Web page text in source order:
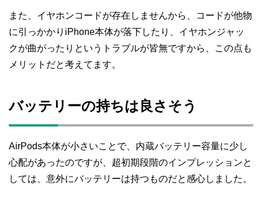
また、イヤホンコードが存在しませんから、コードが他物
に引っかかりiPhone本体が落下したり、イヤホンジャッ
クが曲がったりというトラブルが皆無ですから、この点も
メリットだと考えてます。
バッテリーの持ちは良さそう
AirPods本体が小さいことで、内蔵バッテリー容量に少し
心配があったのですが、超初期段階のインプレッションと
しては、意外にバッテリーは持つものだと感心しました。